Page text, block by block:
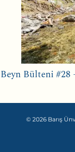
Beyn Bülteni
© 2026 Barış